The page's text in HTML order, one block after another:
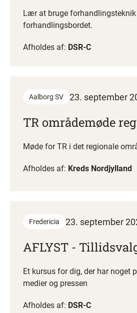
Lær at bruge
forhandlingsbordet.
Afholdes af: DSR-C
Aalborg SV 23. september
TR områdemøde
Møde for TR i det regionale
Afholdes af: Kreds Nordjylland
Fredericia 23. september
AFLYST -
Et kursus for dig, der har noget
medier og pressen
Afholdes af: DSR-C